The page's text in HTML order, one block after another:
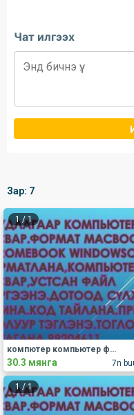
Чат илгээх
Зар: 7
1/1
7n
компютер компьютер формат пормат форматлана засвар компьютер формат компьютер пормат компьютер форма
30.3 мянга
1/1